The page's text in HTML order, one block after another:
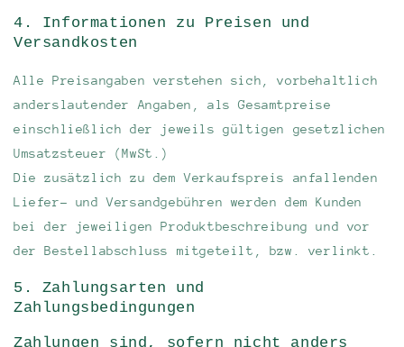
4. Informationen zu Preisen und
Versandkosten
Alle Preisangaben verstehen sich, vorbehaltlich
anderslautender Angaben, als Gesamtpreise
einschließlich der jeweils gültigen gesetzlichen
Umsatzsteuer (MwSt.)
Die zusätzlich zu dem Verkaufspreis anfallenden
Liefer- und Versandgebühren werden dem Kunden
bei der jeweiligen Produktbeschreibung und vor
der Bestellabschluss mitgeteilt, bzw. verlinkt.
5. Zahlungsarten und
Zahlungsbedingungen
Zahlungen sind, sofern nicht anders